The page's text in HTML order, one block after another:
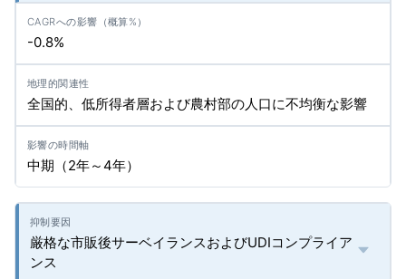
-0.8%
全国的、低所得者層および農村部の人口に不均衡な影響
中期（2年～4年）
厳格な市販後サーベイランスおよびUDIコンプライア
ンス